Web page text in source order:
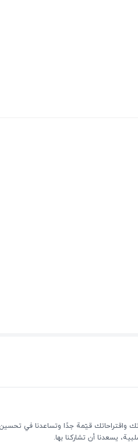
واقتراحاتك قيّمة جدًا وتساعدنا في تحسين
يسعدنا أن تشاركنا بها.